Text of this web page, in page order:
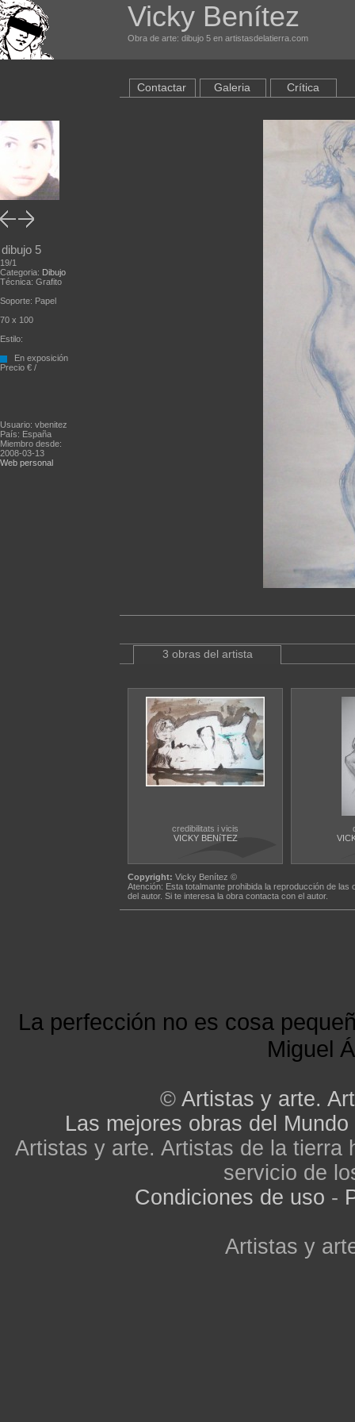
Vicky Benítez
Obra de arte: dibujo 5 en artistasdelatierra.com
dibujo 5
19/1
Categoria: Dibujo
Técnica: Grafito
Soporte: Papel
70 x 100
Estilo:
En exposición
Precio € /
Usuario: vbenitez
País: España
Miembro desde:
2008-03-13
Web personal
Contactar Galeria Crítica
3 obras del artista
credibilitats i vicis
VICKY BENíTEZ
Copyright: Vicky Benítez ©
Atención: Esta totalmante prohibida la reproducción de
del autor. Si te interesa la obra contacta con el autor.
La perfección no es cosa
Miguel
© Artistas y arte.
Las mejores obras del Mundo
Artistas y arte. Artistas de la tierra
servicio de
Condiciones de uso -
Artistas y